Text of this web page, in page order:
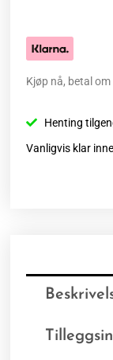
Kjøp nå, betal
Henting
Vanligvis klar